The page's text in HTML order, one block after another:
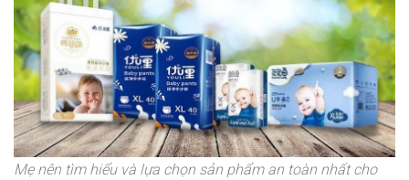
Mẹ nên tìm hiểu và lựa chọn sản phẩm an toàn nhất cho